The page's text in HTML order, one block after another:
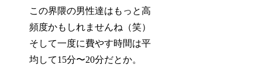
この界隈の男性達はもっと高
頻度かもしれませんね（笑）
そして一度に費やす時間は平
均して15分〜20分だとか。